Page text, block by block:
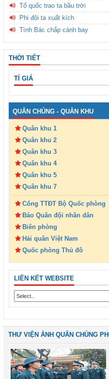
Tổ quốc trao ta bầu trời
Phi đội ta xuất kích
Tình Bác chắp cánh bay
THỜI TIẾT
TỈ GIÁ
QUÂN CHỦNG - QUÂN KHU
Quân khu 1
Quân khu 2
Quân khu 3
Quân khu 4
Quân khu 5
Quân khu 7
Cổng TTĐT Bộ Quốc phòng
Báo Quân đội nhân dân
Biên phòng
Hải quân Việt Nam
Quốc phòng Thủ đô
LIÊN KẾT WEBSITE
THƯ VIỆN ẢNH QUÂN CHỦNG